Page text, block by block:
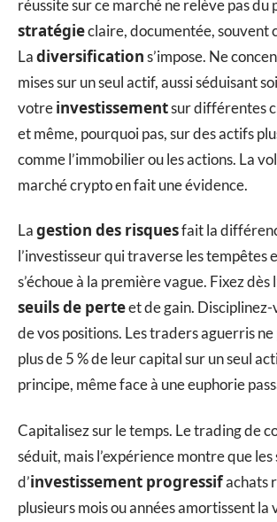
réussite sur ce marché ne relève pas du
stratégieclaire, documentée, souvent
Ladiversifications’impose. Ne
mises sur un seul actif, aussi séduisant
votreinvestissementsur différentes
et même, pourquoi pas, sur des actifs
comme l’immobilier ou les actions. La
marché crypto en fait une évidence.
Lagestion des risquesfait la
l’investisseur qui traverse les tempêtes
s’échoue à la première vague. Fixez dès
seuils de perteet de gain.
de vos positions. Les traders aguerris
plus de 5 % de leur capital sur un seul
principe, même face à une euphorie
Capitalisez sur le temps. Le trading de
séduit, mais l’expérience montre que
d’investissement progressifachats
plusieurs mois ou années amortissent